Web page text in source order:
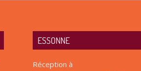
ESSONNE
Réception à